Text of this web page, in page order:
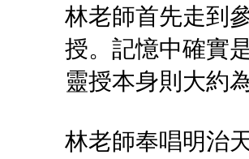
林老師首先走到
授。記憶中確實
靈授本身則大約
林老師奉唱明治